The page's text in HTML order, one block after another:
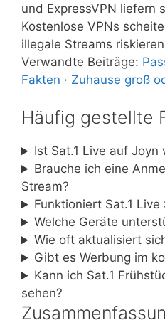
und ExpressVPN liefern
Kostenlose VPNs
illegale Streams
Verwandte Beiträge:
Fakten · Zuhause groß
Häufig gestellte
Ist Sat.1 Live auf Joyn
Brauche ich eine
Stream?
Funktioniert Sat.1
Welche Geräte
Wie oft aktualisiert
Gibt es Werbung im
Kann ich Sat.1
sehen?